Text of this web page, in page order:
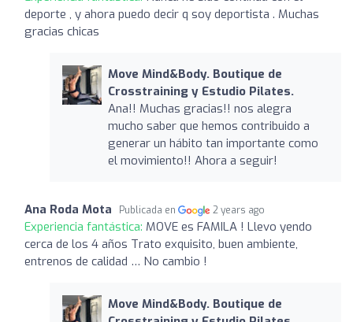
deporte , y ahora puedo decir q soy deportista . Muchas
gracias chicas
Move Mind&Body. Boutique de
Crosstraining y Estudio Pilates.
Ana!! Muchas gracias!! nos alegra
mucho saber que hemos contribuido a
generar un hábito tan importante como
el movimiento!! Ahora a seguir!
Ana Roda Mota Publicada en 2 years ago
Experiencia fantástica: MOVE es FAMILA ! Llevo yendo
cerca de los 4 años Trato exquisito, buen ambiente,
entrenos de calidad … No cambio !
Move Mind&Body. Boutique de